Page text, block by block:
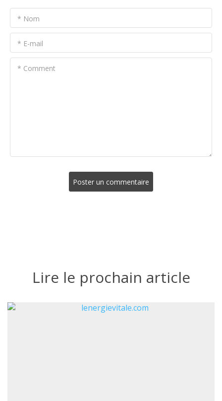
* Nom
* E-mail
* Comment
Poster un commentaire
Lire le prochain article